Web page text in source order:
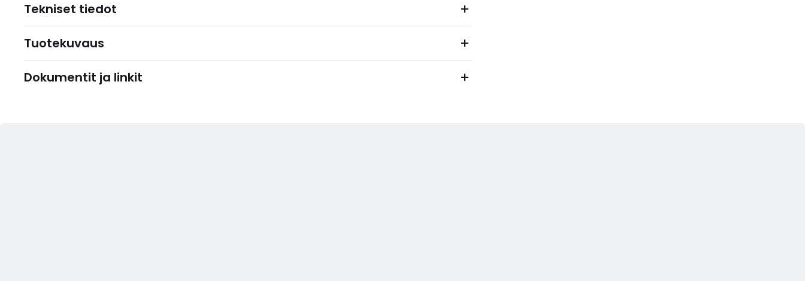
Tekniset tiedot
Tuotekuvaus
Dokumentit ja linkit